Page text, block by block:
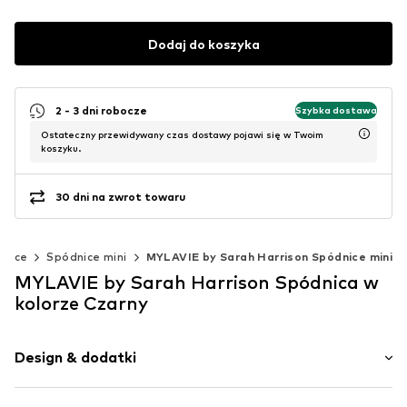
Dodaj do koszyka
2 - 3 dni robocze Szybka dostawa
Ostateczny przewidywany czas dostawy pojawi się w Twoim
koszyku.
30 dni na zwrot towaru
Spódnice mini MYLAVIE by Sarah Harrison Spódnice mini
MYLAVIE by Sarah Harrison Spódnica w
kolorze Czarny
Design & dodatki